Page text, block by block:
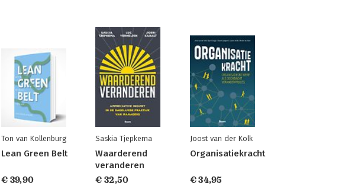
Ton van Kollenburg
Lean Green Belt
€ 39,90
Saskia Tjepkema
Waarderend
veranderen
€ 32,50
Joost van der Kolk
Organisatiekracht
€ 34,95